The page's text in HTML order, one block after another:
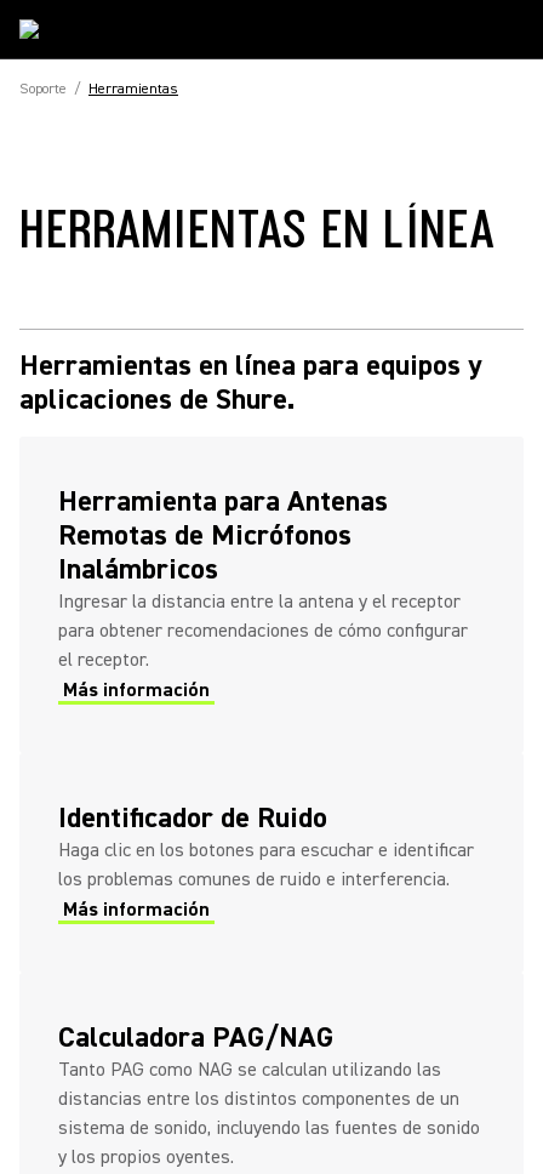
Soporte / Herramientas
HERRAMIENTAS EN LÍNEA
Herramientas en línea para equipos y
aplicaciones de Shure.
Herramienta para Antenas
Remotas de Micrófonos
Inalámbricos
Ingresar la distancia entre la antena y el receptor
para obtener recomendaciones de cómo configurar
el receptor.
Más información
Identificador de Ruido
Haga clic en los botones para escuchar e identificar
los problemas comunes de ruido e interferencia.
Más información
Calculadora PAG/NAG
Tanto PAG como NAG se calculan utilizando las
distancias entre los distintos componentes de un
sistema de sonido, incluyendo las fuentes de sonido
y los propios oyentes.